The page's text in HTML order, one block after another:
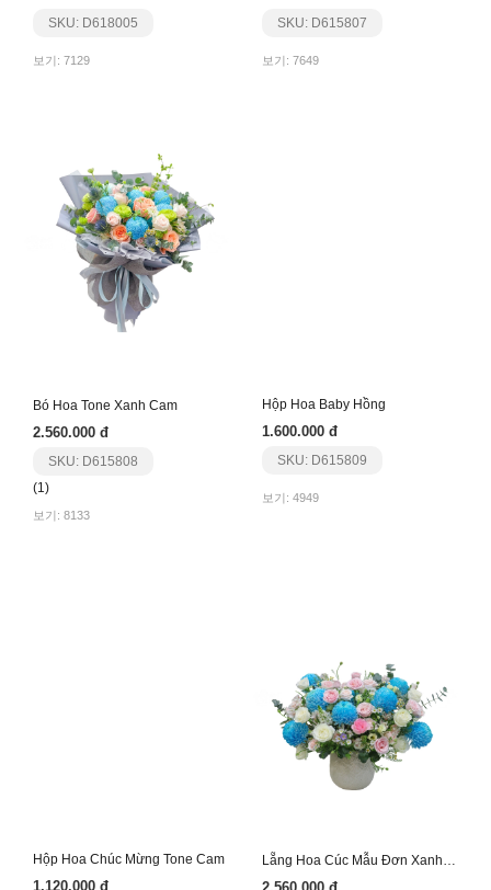
SKU: D618005
보기: 7129
SKU: D615807
보기: 7649
Bó Hoa Tone Xanh Cam
2.560.000 đ
SKU: D615808
(1)
보기: 8133
Hộp Hoa Baby Hồng
1.600.000 đ
SKU: D615809
보기: 4949
Hộp Hoa Chúc Mừng Tone Cam